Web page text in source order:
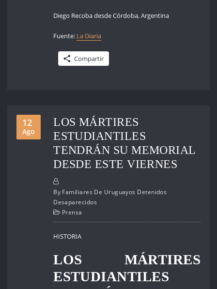
Diego Recoba desde Córdoba, Argentina
Fuente: La Diaria
Compartir
12
Ago
LOS MÁRTIRES
ESTUDIANTILES
TENDRÁN SU MEMORIAL
DESDE ESTE VIERNES
By Familiares De Uruguayos Detenidos
Desaparecidos
Prensa
HISTORIA
LOS MÁRTIRES
ESTUDIANTILES